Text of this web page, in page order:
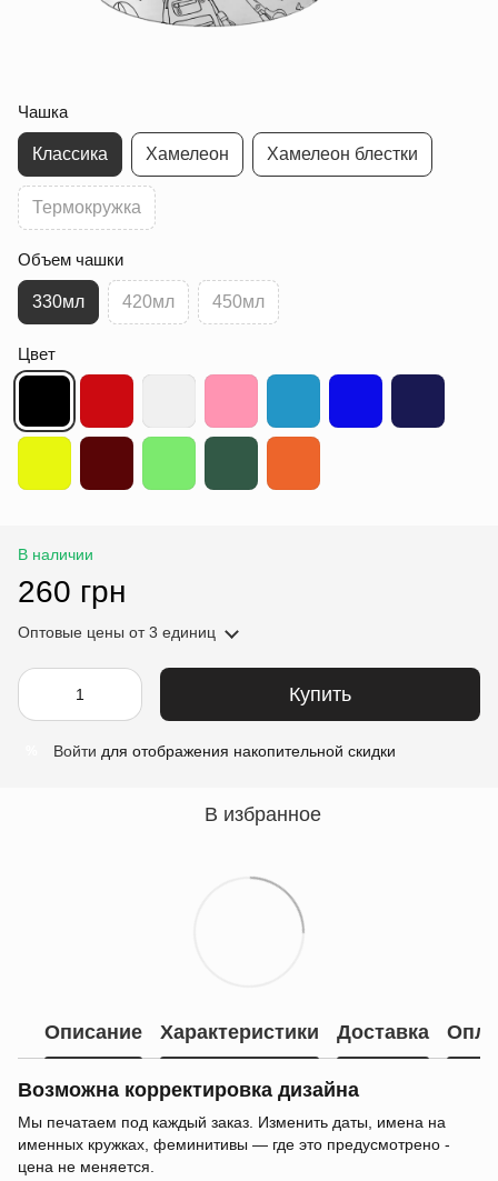
Чашка
Классика Хамелеон Хамелеон блестки
Термокружка
Объем чашки
330мл 420мл 450мл
Цвет
В наличии
260 грн
Оптовые цены от 3 единиц
Купить
Войти для отображения накопительной скидки
В избранное
Описание Характеристики Доставка
Возможна корректировка дизайна
Мы печатаем под каждый заказ. Изменить даты, имена на
именных кружках, феминитивы — где это предусмотрено -
цена не меняется.